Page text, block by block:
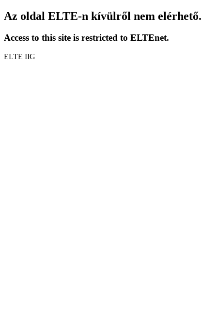
Az oldal ELTE-n kívülről nem elérhető.
Access to this site is restricted to ELTEnet.
ELTE IIG